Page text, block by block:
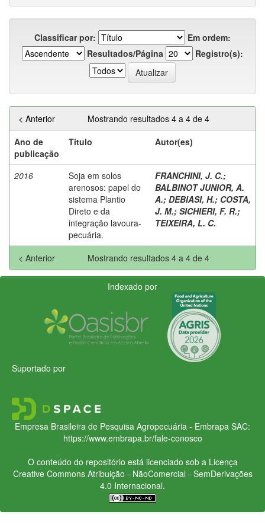
Classificar por:
Em ordem:
Resultados/Página
Registro(s):
Mostrando resultados 4 a 4 de 4
< Anterior
Ano de
publicação
Título Autor(es)
2016
Soja em solos
arenosos: papel do
sistema Plantio
Direto e da
integração lavoura-
pecuária.
FRANCHINI, J. C.;
BALBINOT JUNIOR, A.
A.; DEBIASI, H.; COSTA,
J. M.; SICHIERI, F. R.;
TEIXEIRA, L. C.
Mostrando resultados 4 a 4 de 4
< Anterior
Indexado por
Suportado por
Empresa Brasileira de Pesquisa Agropecuária - Embrapa SAC:
https://www.embrapa.br/fale-conosco
O conteúdo do repositório está licenciado sob a Licença
Creative CommonsAtribuição - NãoComercial - SemDerivações
4.0 Internacional.